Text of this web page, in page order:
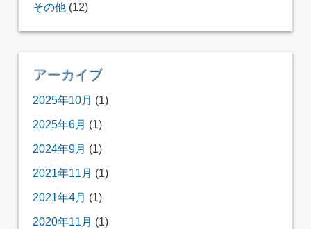
その他(12)
アーカイブ
2025年10月 (1)
2025年6月 (1)
2024年9月 (1)
2021年11月 (1)
2021年4月 (1)
2020年11月 (1)